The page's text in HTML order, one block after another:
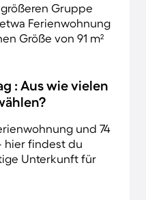
Gruppe
Ferienwohnung
Größe von 91 m²
: Aus wie vielen
und 74
hier findest du
Unterkunft für